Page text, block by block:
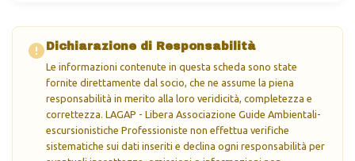
Dichiarazione di Responsabilità
Le informazioni contenute in questa scheda sono state
fornite direttamente dal socio, che ne assume la piena
responsabilità in merito alla loro veridicità, completezza e
correttezza. LAGAP - Libera Associazione Guide Ambientali-
escursionistiche Professioniste non effettua verifiche
sistematiche sui dati inseriti e declina ogni responsabilità per